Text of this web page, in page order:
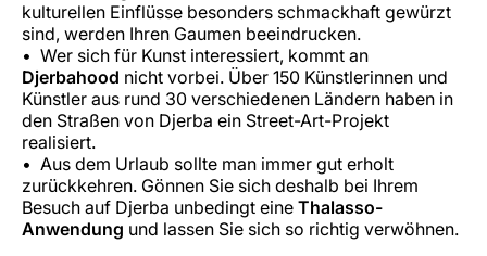
kulturellen Einflüsse besonders schmackhaft gewürzt
sind, werden Ihren Gaumen beeindrucken.
Wer sich für Kunst interessiert, kommt an
Djerbahood nicht vorbei. Über 150 Künstlerinnen und
Künstler aus rund 30 verschiedenen Ländern haben in
den Straßen von Djerba ein Street-Art-Projekt
realisiert.
Aus dem Urlaub sollte man immer gut erholt
zurückkehren. Gönnen Sie sich deshalb bei Ihrem
Besuch auf Djerba unbedingt eine Thalasso-
Anwendung und lassen Sie sich so richtig verwöhnen.